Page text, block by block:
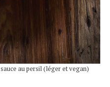
au persil (léger et vegan)